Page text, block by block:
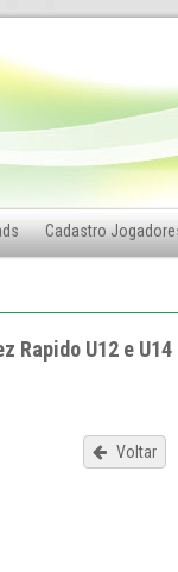
Cadastro
Rapido U12 e U14
Voltar